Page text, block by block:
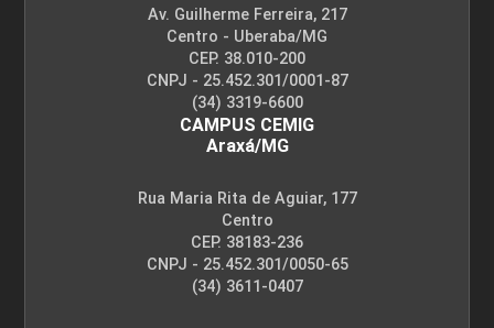
ENCONTRO ACADÊMICO/AVALIAÇÃO
Av. Guilherme Ferreira, 217
Centro - Uberaba/MG
CEP. 38.010-200
CNPJ - 25.452.301/0001-87
(34) 3319-6600
CAMPUS CEMIG
Araxá/MG
Rua Maria Rita de Aguiar, 177
Centro
CEP. 38183-236
CNPJ - 25.452.301/0050-65
(34) 3611-0407